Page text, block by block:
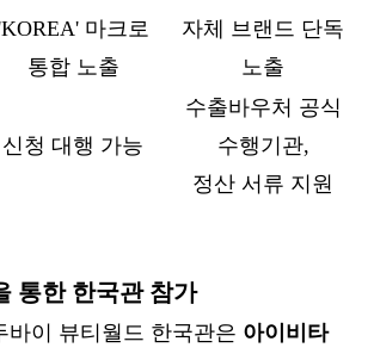
마크로
통합 노출
자체 브랜드 단독
노출
신청 대행 가능
수출바우처 공식
수행기관,
정산 서류 지원
통한 한국관 참가
바이 뷰티월드 한국관은 아이비타